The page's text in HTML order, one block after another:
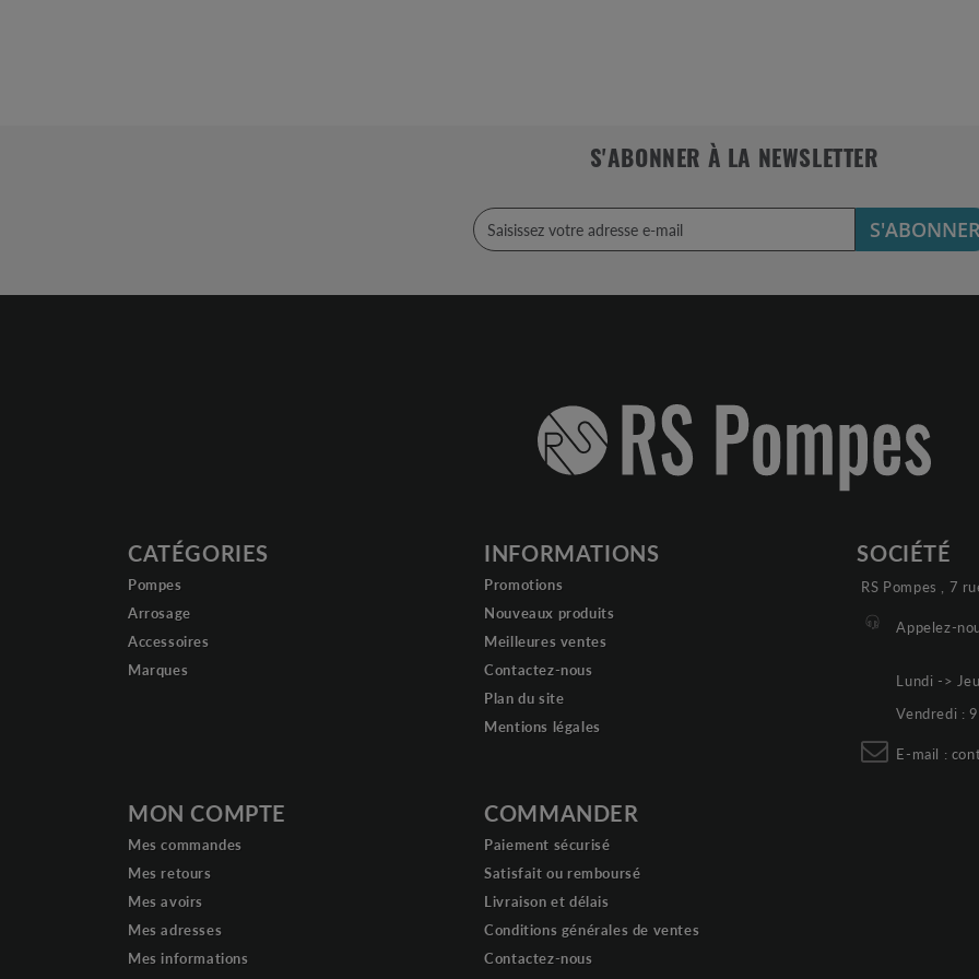
S'ABONNER À LA NEWSLETTER
CATÉGORIES
Pompes
Arrosage
Accessoires
Marques
INFORMATIONS
Promotions
Nouveaux produits
Meilleures ventes
Contactez-nous
Plan du site
Mentions légales
MON COMPTE
Mes commandes
Mes retours
Mes avoirs
Mes adresses
Mes informations
COMMANDER
Paiement sécurisé
Satisfait ou remboursé
Livraison et délais
Conditions générales de ventes
Contactez-nous
SOCIÉTÉ
RS Pompes , 7
Appelez-
Lundi ->
Vendredi :
E-mail :